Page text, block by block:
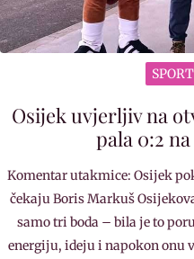
Osijek uvjerljiv na
pala 0:2
Komentar utakmice: Osijek
čekaju Boris Markuš
samo tri boda – bila je to
energiju, ideju i napokon onu